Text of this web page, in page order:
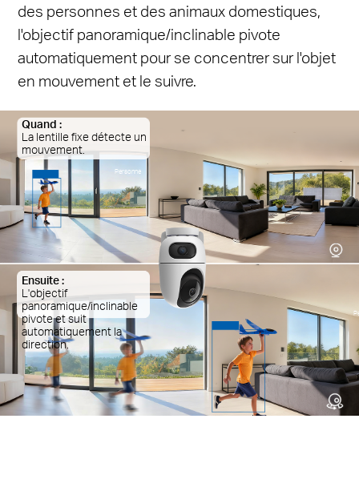
des personnes et des animaux domestiques,
l'objectif panoramique/inclinable pivote
automatiquement pour se concentrer sur l'objet
en mouvement et le suivre.
Quand :
La lentille fixe détecte un
mouvement.
Ensuite :
L'objectif
panoramique/inclinable
pivote et suit
automatiquement la
direction.
Personne